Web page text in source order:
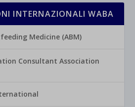
INTERNAZIONALI WABA
Medicine (ABM)
Consultant Association